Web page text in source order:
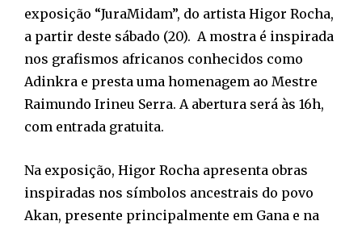
exposição “JuraMidam”, do artista Higor Rocha,
a partir deste sábado (20). A mostra é inspirada
nos grafismos africanos conhecidos como
Adinkra e presta uma homenagem ao Mestre
Raimundo Irineu Serra. A abertura será às 16h,
com entrada gratuita.
Na exposição, Higor Rocha apresenta obras
inspiradas nos símbolos ancestrais do povo
Akan, presente principalmente em Gana e na